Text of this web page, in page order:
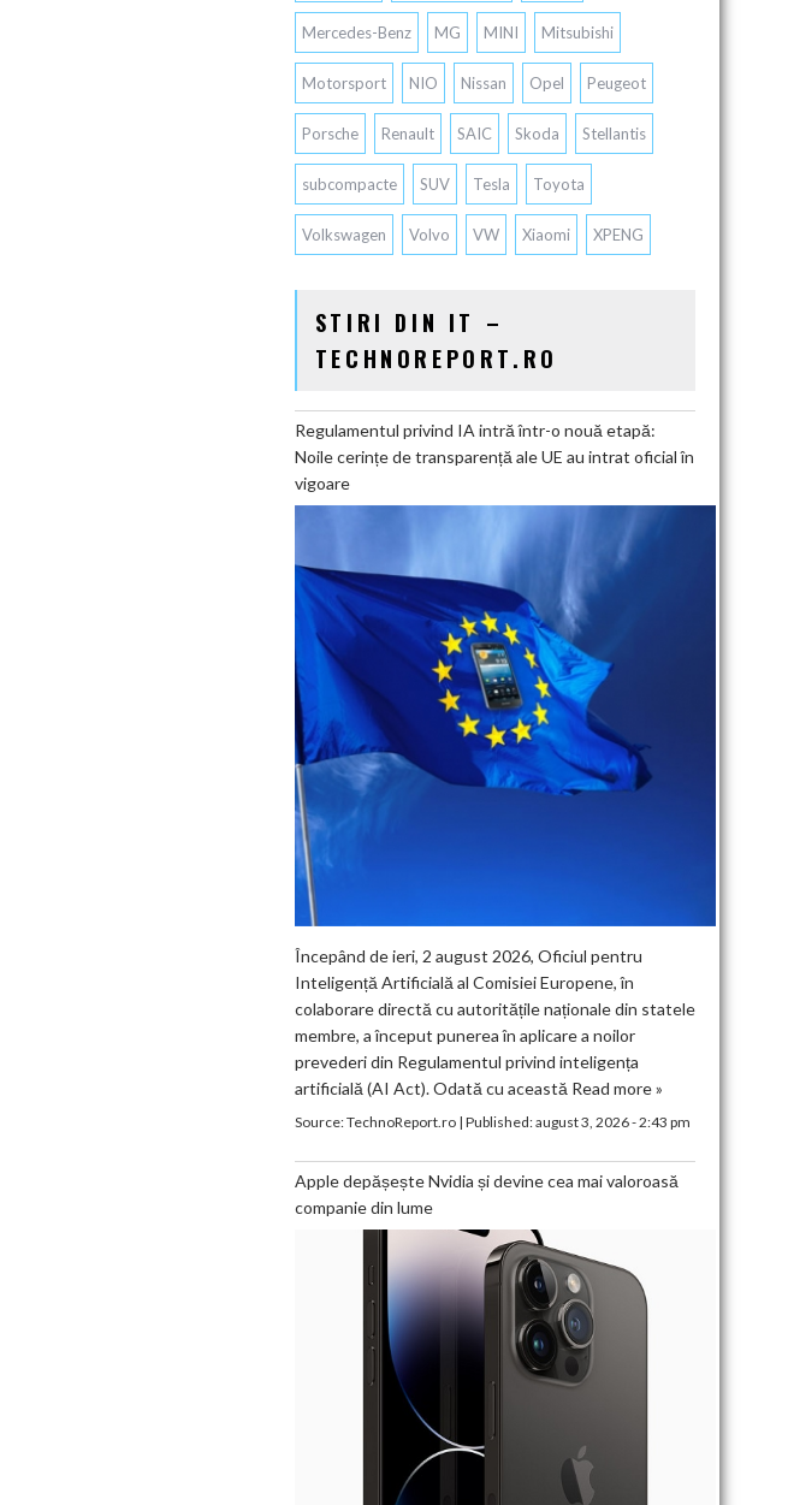
Mercedes-Benz MG MINI Mitsubishi
Motorsport NIO Nissan Opel Peugeot
Porsche Renault SAIC Skoda Stellantis
subcompacte SUV Tesla Toyota
Volkswagen Volvo VW Xiaomi XPENG
STIRI DIN IT –
TECHNOREPORT.RO
Regulamentul privind IA intră într-o nouă etapă:
Noile cerințe de transparență ale UE au intrat oficial în
vigoare
Începând de ieri, 2 august 2026, Oficiul pentru
Inteligență Artificială al Comisiei Europene, în
colaborare directă cu autoritățile naționale din statele
membre, a început punerea în aplicare a noilor
prevederi din Regulamentul privind inteligența
artificială (AI Act). Odată cu această Read more »
Source:TechnoReport.ro| Published:august 3, 2026 - 2:43 pm
Apple depășește Nvidia și devine cea mai valoroasă
companie din lume